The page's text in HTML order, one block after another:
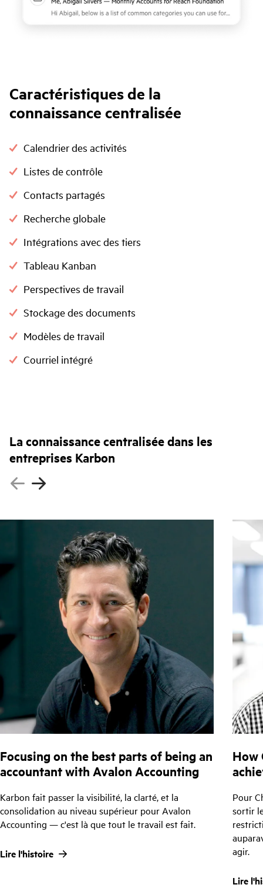
Caractéristiques de la
connaissance centralisée
Calendrier des activités
Listes de contrôle
Contacts partagés
Recherche globale
Intégrations avec des tiers
Tableau Kanban
Perspectives de travail
Stockage des documents
Modèles de travail
Courriel intégré
La connaissance centralisée dans les
entreprises Karbon
Focusing on the best parts of being an
accountant with Avalon Accounting
Karbon fait passer la visibilité, la clarté, et la
consolidation au niveau supérieur pour Avalon
Accounting — c'est là que tout le travail est fait.
Lire l'histoire
How
Pour
sortir
agir.
Lire